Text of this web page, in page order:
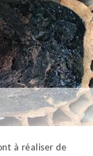
à réaliser de